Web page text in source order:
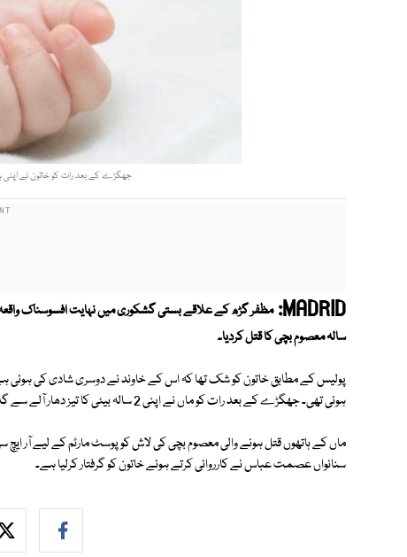
جھگڑے کے بعد رات کو خاتون نے اپنی
MADRID:
سالہ معصوم بچی کا قتل کردیا۔
پولیس کے مطابق خاتون کو شک تھا کہ اس کے خاوند نے دوسری شادی کی ہوئی
ہوئی تھی۔ جھگڑے کے بعد رات کو ماں نے اپنی 2 سالہ بیٹی کا تیز دھار آلے سے گلا کاٹ دیا۔
ماں کے ہاتھوں قتل ہونے والی معصوم بچی کی لاش کو پوسٹ مارٹم کے لیے آر ایچ
سنانواں عصمت عباس نے کارروائی کرتے ہوئے خاتون کو گرفتار کرلیا ہے۔